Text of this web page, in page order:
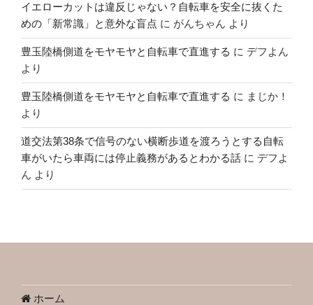
イエローカットは違反じゃない？自転車を安全に抜くた
めの「新常識」と意外な盲点 に がんちゃん より
豊玉陸橋側道をモヤモヤと自転車で直進する に デフよん
より
豊玉陸橋側道をモヤモヤと自転車で直進する に まじか！
より
道交法第38条で信号のない横断歩道を渡ろうとする自転
車がいたら車両には停止義務があるとわかる話 に デフよ
ん より
ホーム